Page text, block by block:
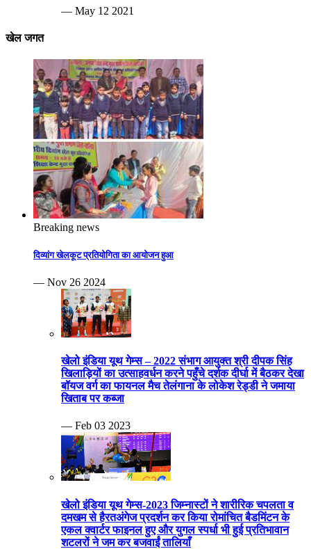
— May 12 2021
खेल जगत
Breaking news
दिव्यांग खेलकूट प्रतियोगिता का आयोजन हुआ
— Nov 26 2024
खेलो इंडिया यूथ गेम्स – 2022 संभाग आयुक्त श्री दीपक सिंह
खिलाड़ियों का उत्साहवर्धन करने पहुँचे दर्शक दीर्घा में बैठकर देखा
बॉयज वर्ग का फायनल मैच तेलंगाना के लोकेश रेड्डी ने जमाया
खिताब पर कब्जा
— Feb 03 2023
खेलो इंडिया यूथ गेम्स-2023 जिम्नास्टों ने शारीरिक चपलता व
दमखम से हैरतअंगेज प्रदर्शन कर किया रोमांचित बैडमिंटन के
एकल क्वार्टर फाइनल हुए और युगल स्पर्धा भी हुई प्रतिभावान
शटलरों ने जम कर बजवाईं तालियाँ